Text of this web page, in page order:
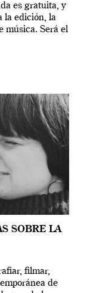
es gratuita, y
la edición, la
música. Será el
SOBRE LA
filmar,
de